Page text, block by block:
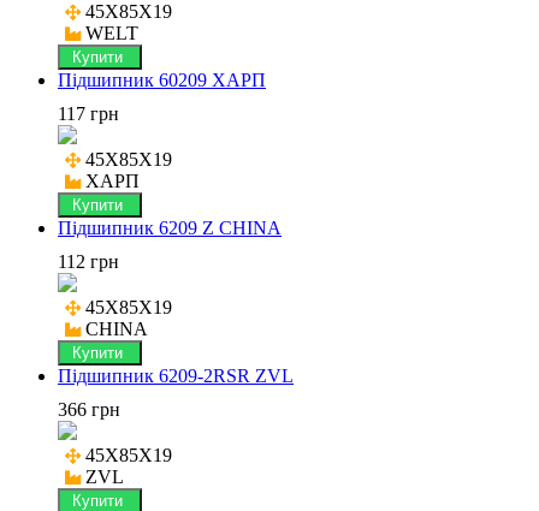
45X85X19
WELT
Купити
Підшипник 60209 ХАРП
117 грн
45X85X19
ХАРП
Купити
Підшипник 6209 Z CHINA
112 грн
45X85X19
CHINA
Купити
Підшипник 6209-2RSR ZVL
366 грн
45X85X19
ZVL
Купити